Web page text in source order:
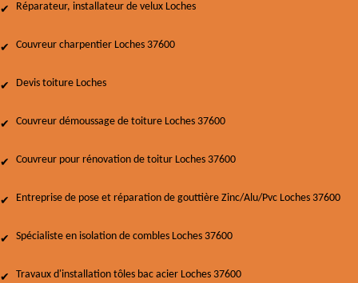
Réparateur, installateur de velux Loches
Couvreur charpentier Loches 37600
Devis toiture Loches
Couvreur démoussage de toiture Loches 37600
Couvreur pour rénovation de toitur Loches 37600
Entreprise de pose et réparation de gouttière Zinc/Alu/Pvc Loches 37600
Spécialiste en isolation de combles Loches 37600
Travaux d'installation tôles bac acier Loches 37600